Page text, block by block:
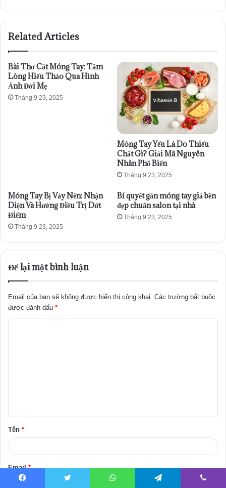
Related Articles
Bài Thơ Cắt Móng Tay: Tấm
Lòng Hiếu Thảo Qua Hình
Ảnh Đời Mẹ
Tháng 9 23, 2025
Móng Tay Yếu Là Do Thiếu
Chất Gì? Giải Mã Nguyên
Nhân Phổ Biến
Tháng 9 23, 2025
Móng Tay Bị Vảy Nến: Nhận
Diện Và Hướng Điều Trị Dứt
Điểm
Tháng 9 23, 2025
Bí quyết gắn móng tay giả bền
đẹp chuẩn salon tại nhà
Tháng 9 23, 2025
Để lại một bình luận
Email của bạn sẽ không được hiển thị công khai. Các trường bắt buộc
được đánh dấu *
ậ
n
Tên *
Email*